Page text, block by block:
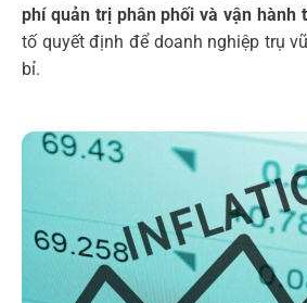
phí quản trị phân phối và vận hành
tố quyết định để doanh nghiệp trụ
bỉ.